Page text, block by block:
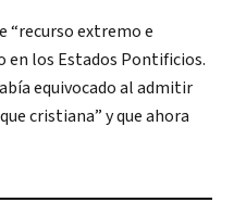
“recurso extremo e
en los Estados Pontificios.
equivocado al admitir
cristiana” y que ahora